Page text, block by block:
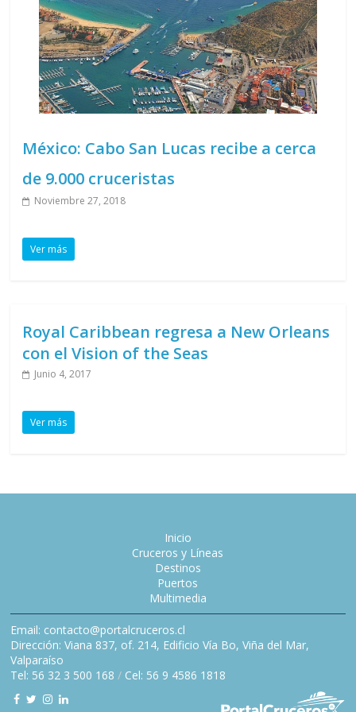
México: Cabo San Lucas recibe a cerca
de 9.000 cruceristas
Noviembre 27, 2018
Ver más
Royal Caribbean regresa a New Orleans
con el Vision of the Seas
Junio 4, 2017
Ver más
Inicio
Cruceros y Líneas
Destinos
Puertos
Multimedia
Email: contacto@portalcruceros.cl
Dirección: Viana 837, of. 214, Edificio Vía Bo, Viña del Mar,
Valparaíso
Tel: 56 32 3 500 168 / Cel: 56 9 4586 1818